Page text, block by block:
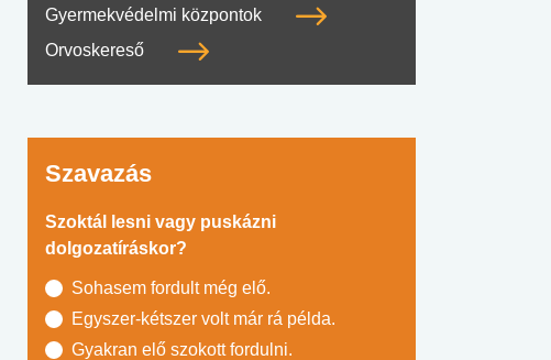
Gyermekvédelmi központok
Orvoskereső
Szavazás
Szoktál lesni vagy puskázni
dolgozatíráskor?
Sohasem fordult még elő.
Egyszer-kétszer volt már rá példa.
Gyakran elő szokott fordulni.